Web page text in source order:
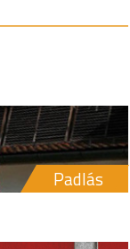
Padlás